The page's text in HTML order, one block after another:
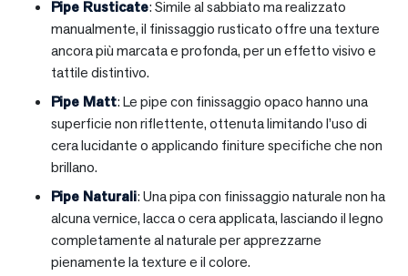
Pipe Rusticate: Simile al sabbiato ma realizzato
manualmente, il finissaggio rusticato offre una texture
ancora più marcata e profonda, per un effetto visivo e
tattile distintivo.
Pipe Matt: Le pipe con finissaggio opaco hanno una
superficie non riflettente, ottenuta limitando l’uso di
cera lucidante o applicando finiture specifiche che non
brillano.
Pipe Naturali: Una pipa con finissaggio naturale non ha
alcuna vernice, lacca o cera applicata, lasciando il legno
completamente al naturale per apprezzarne
pienamente la texture e il colore.